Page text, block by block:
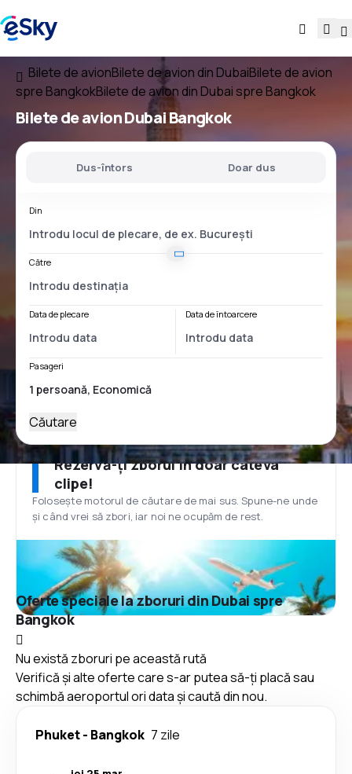
Bilete de avionBilete de avion din DubaiBilete de avion
spre BangkokBilete de avion din Dubai spre Bangkok
Bilete de avionDubai Bangkok
Dus-întors Doar dus
Din
Către
Data de plecare Data de întoarcere
Pasageri
Căutare
Rezervă-ți zborul în doar câteva
clipe!
Folosește motorul de căutare de mai sus. Spune-ne unde
și când vrei să zbori, iar noi ne ocupăm de rest.
Oferte speciale la zboruri din Dubai spre
Bangkok
Nu există zboruri pe această rută
Verifică și alte oferte care s-ar putea să-ți placă sau
schimbă aeroportul ori data și caută din nou.
Phuket- Bangkok 7 zile